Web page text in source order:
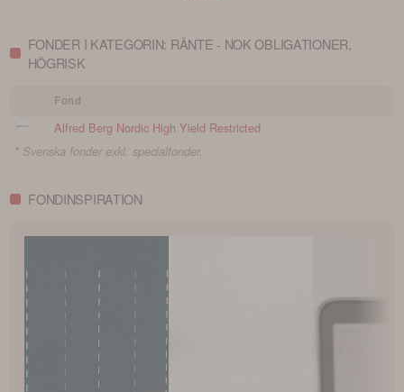
FONDER I KATEGORIN: RÄNTE - NOK OBLIGATIONER,
HÖGRISK
Fond
Alfred Berg Nordic High Yield Restricted
* Svenska fonder exkl. specialfonder.
FONDINSPIRATION